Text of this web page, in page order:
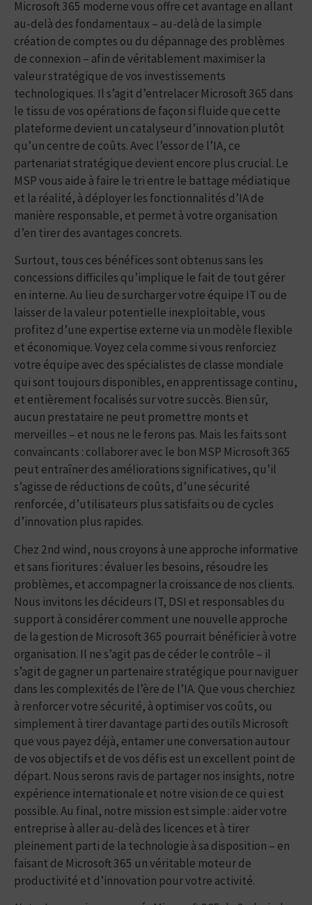
Microsoft 365 moderne vous offre cet avantage en allant
au-delà des fondamentaux – au-delà de la simple
création de comptes ou du dépannage des problèmes
de connexion – afin de véritablement maximiser la
valeur stratégique de vos investissements
technologiques. Il s’agit d’entrelacer Microsoft 365 dans
le tissu de vos opérations de façon si fluide que cette
plateforme devient un catalyseur d’innovation plutôt
qu’un centre de coûts. Avec l’essor de l’IA, ce
partenariat stratégique devient encore plus crucial. Le
MSP vous aide à faire le tri entre le battage médiatique
et la réalité, à déployer les fonctionnalités d’IA de
manière responsable, et permet à votre organisation
d’en tirer des avantages concrets.
Surtout, tous ces bénéfices sont obtenus sans les
concessions difficiles qu’implique le fait de tout gérer
en interne. Au lieu de surcharger votre équipe IT ou de
laisser de la valeur potentielle inexploitable, vous
profitez d’une expertise externe via un modèle flexible
et économique. Voyez cela comme si vous renforciez
votre équipe avec des spécialistes de classe mondiale
qui sont toujours disponibles, en apprentissage continu,
et entièrement focalisés sur votre succès. Bien sûr,
aucun prestataire ne peut promettre monts et
merveilles – et nous ne le ferons pas. Mais les faits sont
convaincants : collaborer avec le bon MSP Microsoft 365
peut entraîner des améliorations significatives, qu’il
s’agisse de réductions de coûts, d’une sécurité
renforcée, d’utilisateurs plus satisfaits ou de cycles
d’innovation plus rapides.
Chez 2nd wind, nous croyons à une approche informative
et sans fioritures : évaluer les besoins, résoudre les
problèmes, et accompagner la croissance de nos clients.
Nous invitons les décideurs IT, DSI et responsables du
support à considérer comment une nouvelle approche
de la gestion de Microsoft 365 pourrait bénéficier à votre
organisation. Il ne s’agit pas de céder le contrôle – il
s’agit de gagner un partenaire stratégique pour naviguer
dans les complexités de l’ère de l’IA. Que vous cherchiez
à renforcer votre sécurité, à optimiser vos coûts, ou
simplement à tirer davantage parti des outils Microsoft
que vous payez déjà, entamer une conversation autour
de vos objectifs et de vos défis est un excellent point de
départ. Nous serons ravis de partager nos insights, notre
expérience internationale et notre vision de ce qui est
possible. Au final, notre mission est simple : aider votre
entreprise à aller au-delà des licences et à tirer
pleinement parti de la technologie à sa disposition – en
faisant de Microsoft 365 un véritable moteur de
productivité et d’innovation pour votre activité.